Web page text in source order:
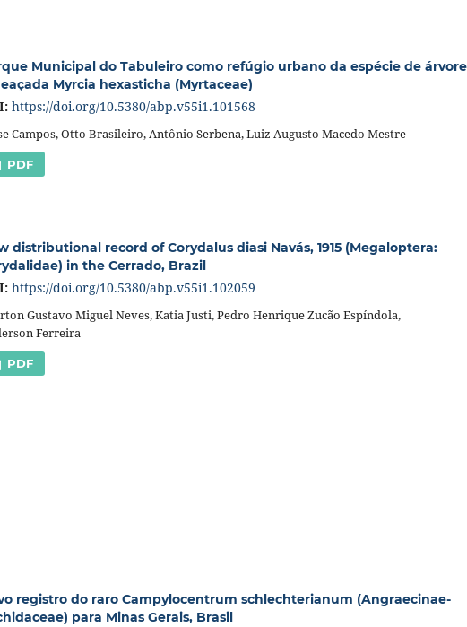
Municipal do Tabuleiro como refúgio urbano da espécie de árvore
Myrcia hexasticha (Myrtaceae)
https://doi.org/10.5380/abp.v55i1.101568
Campos, Otto Brasileiro, Antônio Serbena, Luiz Augusto Macedo Mestre
PDF
distributional record of Corydalus diasi Navás, 1915 (Megaloptera:
in the Cerrado, Brazil
https://doi.org/10.5380/abp.v55i1.102059
Gustavo Miguel Neves, Katia Justi, Pedro Henrique Zucão Espíndola,
Ferreira
PDF
registro do raro Campylocentrum schlechterianum (Angraecinae-
para Minas Gerais, Brasil